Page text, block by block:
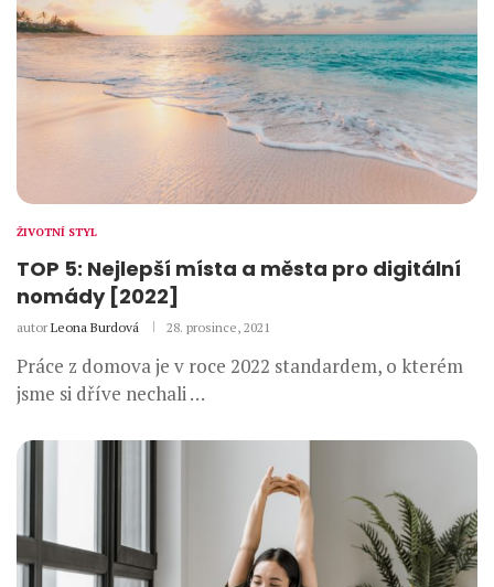
ŽIVOTNÍ STYL
TOP 5: Nejlepší místa a města pro digitální
nomády [2022]
autor Leona Burdová 28. prosince, 2021
Práce z domova je v roce 2022 standardem, o kterém
jsme si dříve nechali …